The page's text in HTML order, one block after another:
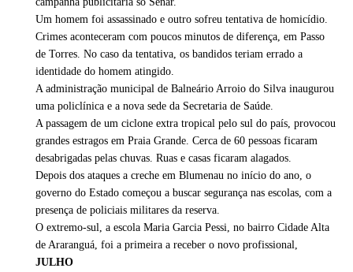
Um homem foi assassinado e outro sofreu tentativa de homicídio.
Crimes aconteceram com poucos minutos de diferença, em Passo
de Torres. No caso da tentativa, os bandidos teriam errado a
identidade do homem atingido.
A administração municipal de Balneário Arroio do Silva inaugurou
uma policlínica e a nova sede da Secretaria de Saúde.
A passagem de um ciclone extra tropical pelo sul do país, provocou
grandes estragos em Praia Grande. Cerca de 60 pessoas ficaram
desabrigadas pelas chuvas. Ruas e casas ficaram alagados.
Depois dos ataques a creche em Blumenau no início do ano, o
governo do Estado começou a buscar segurança nas escolas, com a
presença de policiais militares da reserva.
O extremo-sul, a escola Maria Garcia Pessi, no bairro Cidade Alta
de Araranguá, foi a primeira a receber o novo profissional,
JULHO